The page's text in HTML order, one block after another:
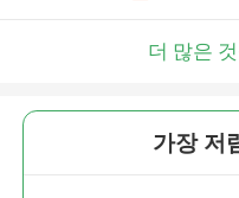
더 많은
가장 저